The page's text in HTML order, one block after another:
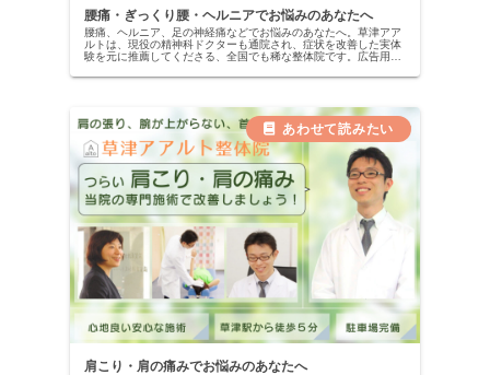
腰痛・ぎっくり腰・ヘルニアでお悩みのあなたへ
腰痛、ヘルニア、足の神経痛などでお悩みのあなたへ。草津アア
ルトは、現役の精神科ドクターも通院され、症状を改善した実体
験を元に推薦してくださる、全国でも稀な整体院です。広告用で
り戻しませんか？
肩こり・肩の痛みでお悩みのあなたへ